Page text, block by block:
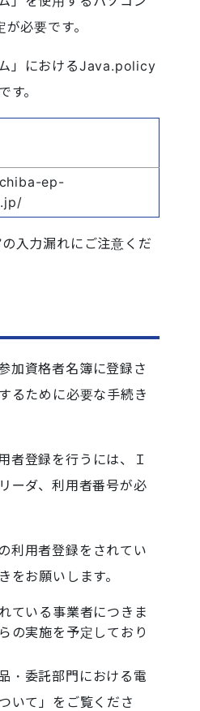
必要です。
ム」におけるJava.policy
す。
ep-
入力漏れにご注意くだ
加資格者名簿に登録さ
るために必要な手続き
者登録を行うには、Ｉ
ーダ、利用者番号が必
利用者登録をされてい
をお願いします。
ている事業者につきま
の実施を予定しており
・委託部門における電
いて」をご覧くださ